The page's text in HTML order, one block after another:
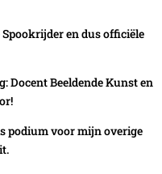
en dus officiële
Docent Beeldende Kunst en
podium voor mijn overige